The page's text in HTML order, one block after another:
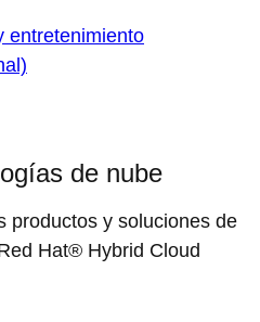
entretenimiento
de nube
productos y soluciones de
Hat® Hybrid Cloud